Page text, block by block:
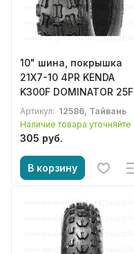
10" шина, покрышка
21X7-10 4PR KENDA
K300F DOMINATOR 25F
TL для квадроцикла,
ATV
Артикул: 12586, Тайвань
Наличие товара уточняйте
305 руб.
В корзину